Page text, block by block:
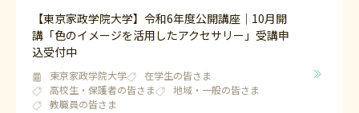
【東京家政学院大学】令和6年度公開講座｜10月開
講「色のイメージを活用したアクセサリー」受講申
込受付中
東京家政学院大学
在学生の皆さま
高校生・保護者の皆さま
地域・一般の皆さま
教職員の皆さま